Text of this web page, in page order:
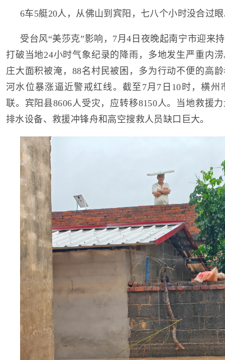
6车5艇20人，从佛山到宾阳，七八个小时没合过
受台风“美莎克”影响，7月4日夜晚起南宁市迎来
打破当地24小时气象纪录的降雨，多地发生严重内
庄大面积被淹，88名村民被困，多为行动不便的高
河水位暴涨逼近警戒红线。截至7月7日10时，横州
联。宾阳县8606人受灾，应转移8150人。当地救援
排水设备、救援冲锋舟和高空搜救人员缺口巨大。